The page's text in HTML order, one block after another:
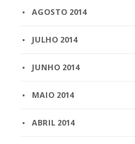
AGOSTO 2014
JULHO 2014
JUNHO 2014
MAIO 2014
ABRIL 2014